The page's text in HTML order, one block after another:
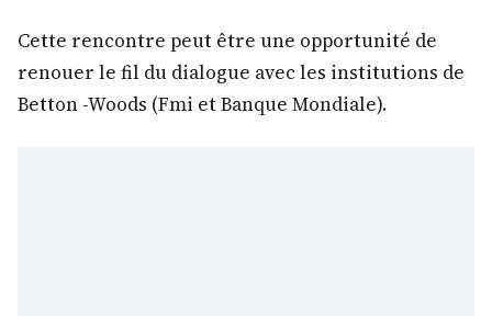
Cette rencontre peut être une opportunité de
renouer le fil du dialogue avec les institutions de
Betton -Woods (Fmi et Banque Mondiale).